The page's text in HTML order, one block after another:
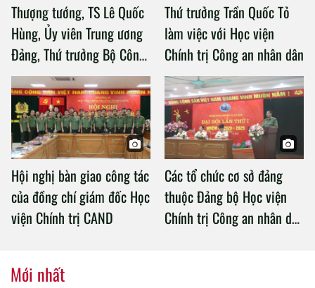
Thượng tướng, TS Lê Quốc
Hùng, Ủy viên Trung ương
Đảng, Thứ trưởng Bộ Công
an làm việc với Học viện
Chính trị Công an nhân dân
Thứ trưởng Trần Quốc Tỏ
làm việc với Học viện
Chính trị Công an nhân dân
Hội nghị bàn giao công tác
của đồng chí giám đốc Học
viện Chính trị CAND
Các tổ chức cơ sở đảng
thuộc Đảng bộ Học viện
Chính trị Công an nhân dân
Mới nhất